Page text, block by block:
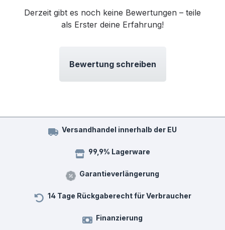
Derzeit gibt es noch keine Bewertungen – teile
als Erster deine Erfahrung!
Bewertung schreiben
Versandhandel innerhalb der EU
99,9% Lagerware
Garantieverlängerung
14 Tage Rückgaberecht für Verbraucher
Finanzierung